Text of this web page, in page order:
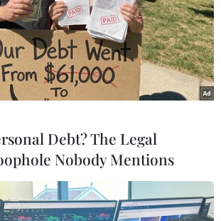
viên thuộc Lực lượng phòng vệ
tìm kiếm trong những ngôi nhà ngập
dẹp các đống đổ nát.
Debt? The Legal
Nobody Mentions